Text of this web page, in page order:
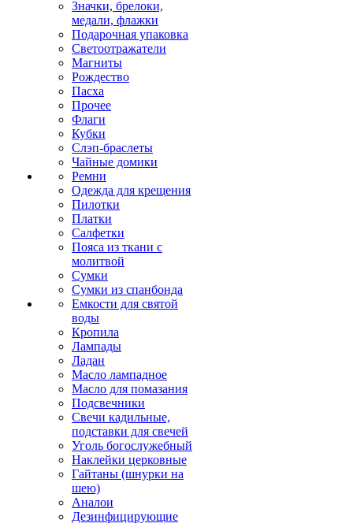
Значки, брелоки,
медали, флажки
Подарочная упаковка
Светоотражатели
Магниты
Рождество
Пасха
Прочее
Флаги
Кубки
Слэп-браслеты
Чайные домики
Ремни
Одежда для крещения
Пилотки
Платки
Салфетки
Пояса из ткани с
молитвой
Сумки
Сумки из спанбонда
Емкости для святой
воды
Кропила
Лампады
Ладан
Масло лампадное
Масло для помазания
Подсвечники
Свечи кадильные,
подставки для свечей
Уголь богослужебный
Наклейки церковные
Гайтаны (шнурки на
шею)
Аналои
Дезинфицирующие